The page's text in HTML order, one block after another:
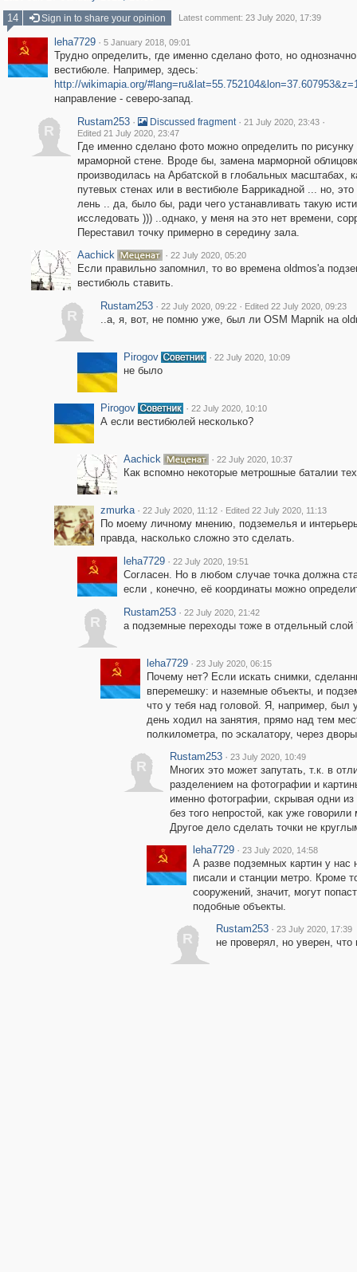
14
Sign in to share your opinion Latest comment: 23 July 2020, 17:39
leha7729 · 5 January 2018, 09:01
Трудно определить, где именно сделано фото, но
вестибюле. Например, здесь:
http://wikimapia.org/
направление - северо-запад.
R
Rustam253 · Discussed fragment · 21 July 2020, 23:43 ·
Edited 21 July 2020, 23:47
Где именно сделано фото можно определить по рисунку
мраморной стене. Вроде бы, замена марморной
производилась на Арбатской в глобальных масштабах,
путевых стенах или в вестибюле Баррикадной ... но,
лень .. да, было бы, ради чего устанавливать такую
исследовать ))) ..однако, у меня на это нет времени,
Переставил точку примерно в середину зала.
Aachick
· 22 July 2020, 05:20
Если правильно запомнил, то во времена oldmos'а
вестибюль ставить.
R
Rustam253 · 22 July 2020, 09:22 · Edited 22 July 2020, 09:23
..а, я, вот, не помню уже, был ли OSM Mapnik на
Pirogov · 22 July 2020, 10:09
не было
Pirogov · 22 July 2020, 10:10
А если вестибюлей несколько?
Aachick · 22 July 2020, 10:37
Как вспомно некоторые метрошные баталии
zmurka · 22 July 2020, 11:12 · Edited 22 July 2020, 11:13
По моему личному мнению, подземелья и
правда, насколько сложно это сделать.
leha7729 · 22 July 2020, 19:51
Согласен. Но в любом случае точка должна
если , конечно, её координаты можно
R
Rustam253 · 22 July 2020, 21:42
а подземные переходы тоже в отдельный слой
leha7729 · 23 July 2020, 06:15
Почему нет? Если искать снимки,
вперемешку: и наземные объекты, и
что у тебя над головой. Я, например,
день ходил на занятия, прямо над тем
полкилометра, по эскалатору, через
R
Rustam253 · 23 July 2020, 10:49
Многих это может запутать, т.к. в
разделением на фотографии и
именно фотографии, скрывая одни
без того непростой, как уже
Другое дело сделать точки не
leha7729 · 23 July 2020, 14:58
А разве подземных картин у нас
писали и станции метро. Кроме
сооружений, значит, могут
подобные объекты.
R
Rustam253 · 23 July 2020, 17:39
не проверял, но уверен,